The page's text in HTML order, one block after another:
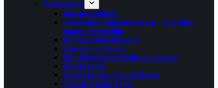
Wissenswert
Warum Schach?
Fabelhaftes Mädchenschach – Ein toller
Image-/ Werbefilm
Die Weizenkornlegende
Fairplay im Schach
Die 10 größten Vorteile von Schach‎
Hausarbeiten
Geschichte des Schachlehrens
Schachtipp des Tages